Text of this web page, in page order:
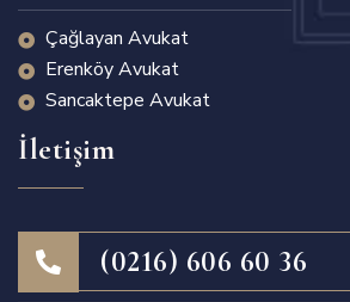
Çağlayan Avukat
Erenköy Avukat
Sancaktepe Avukat
İletişim
(0216) 606 60 36